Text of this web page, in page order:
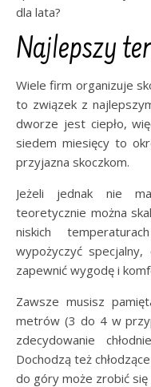
dla lata?
Najlepszy
Wiele firm organizuje
to związek z
dworze jest ciepło,
siedem miesięcy to
przyjazna skoczkom.
Jeżeli jednak nie
teoretycznie można
niskich
wypożyczyć
zapewnić wygodę i
Zawsze musisz
metrów (3 do 4 w
zdecydowanie
Dochodzą też
do góry może zrobić